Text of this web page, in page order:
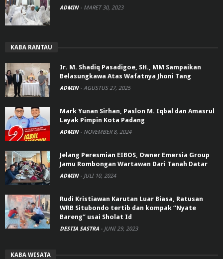
ADMIN - MARET 30, 2023
KABA RANTAU
Ir. M. Shadiq Pasadigoe, SH., MM Sampaikan
Belasungkawa Atas Wafatnya Jhoni Tang
ADMIN - AGUSTUS 27, 2025
Mark Yunan Sirhan, Paslon M. Iqbal dan Amasrul
Layak Pimpin Kota Padang
ADMIN - NOVEMBER 8, 2024
Jelang Peresmian EIBOS, Owner Emersia Group
Jamu Rombongan Wartawan Dari Tanah Datar
ADMIN - JULI 10, 2024
Rudi Kristiawan Karutan Luar Biasa, Ratusan
WRB Situbondo tertib dan kompak “Nyate
Bareng” usai Sholat Id
DESTIA SASTRA - JUNI 29, 2023
KABA WISATA